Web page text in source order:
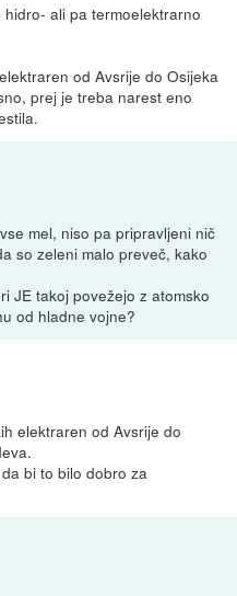
ali pa termoelektrarno
od Avsrije do Osijeka
prej je treba narest eno
mel, niso pa pripravljeni nič
so zeleni malo preveč, kako
JE takoj povežejo z atomsko
od hladne vojne?
elektraren od Avsrije do
bi to bilo dobro za